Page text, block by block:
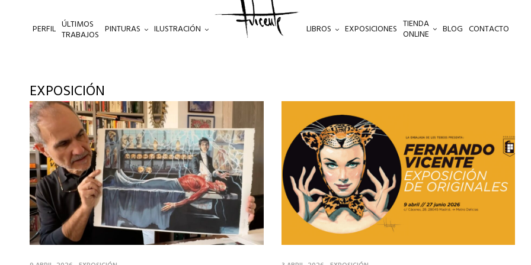
PERFIL ÚLTIMOS
TRABAJOS PINTURAS ILUSTRACIÓN LIBROS EXPOSICIONES TIENDA
ONLINE BLOG CONTACTO
EXPOSICIÓN